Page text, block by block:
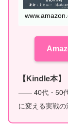
【Kindle本
—— 40代・50代
に変える実戦